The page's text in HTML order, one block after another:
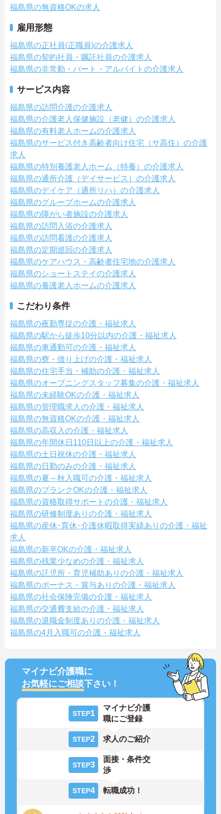
福島県の無資格OKの求人
雇用形態
福島県の正社員(正職員)の介護求人
福島県の契約社員・嘱託社員の介護求人
福島県の非常勤・パート・アルバイトの介護求人
サービス内容
福島県の訪問介護の介護求人
福島県の介護老人保健施設（老健）の介護求人
福島県の有料老人ホームの介護求人
福島県のサービス付き高齢者向け住宅（サ高住）の介護
求人
福島県の特別養護老人ホーム（特養）の介護求人
福島県の通所介護（デイサービス）の介護求人
福島県のデイケア（通所リハ）の介護求人
福島県のグループホームの介護求人
福島県の障がい者施設の介護求人
福島県の訪問入浴の介護求人
福島県の訪問看護の介護求人
福島県の定期巡回の介護求人
福島県のケアハウス・高齢者住宅地の介護求人
福島県のショートステイの介護求人
福島県の養護老人ホームの介護求人
こだわり条件
福島県の夜勤専従の介護・福祉求人
福島県の駅から徒歩10分以内の介護・福祉求人
福島県の車通勤可の介護・福祉求人
福島県の寮・借り上げの介護・福祉求人
福島県の住宅手当・補助の介護・福祉求人
福島県のオープニングスタッフ募集の介護・福祉求人
福島県の未経験OKの介護・福祉求人
福島県の管理職求人の介護・福祉求人
福島県の無資格OKの介護・福祉求人
福島県の高収入の介護・福祉求人
福島県の年間休日110日以上の介護・福祉求人
福島県の土日祝休の介護・福祉求人
福島県の日勤のみの介護・福祉求人
福島県の夏～秋入職可の介護・福祉求人
福島県のブランクOKの介護・福祉求人
福島県の資格取得サポートの介護・福祉求人
福島県の研修制度ありの介護・福祉求人
福島県の産休･育休･介護休暇取得実績ありの介護・福祉
求人
福島県の新卒OKの介護・福祉求人
福島県の残業少なめの介護・福祉求人
福島県の託児所・育児補助ありの介護・福祉求人
福島県のボーナス・賞与ありの介護・福祉求人
福島県の社会保険完備の介護・福祉求人
福島県の交通費支給の介護・福祉求人
福島県の退職金制度ありの介護・福祉求人
福島県の4月入職可の介護・福祉求人
マイナビ介護職に
お気軽にご相談下さい！
STEP1
マイナビ介護
職にご登録
STEP2 求人のご紹介
STEP3
面接・条件交
渉
STEP4 転職成功！